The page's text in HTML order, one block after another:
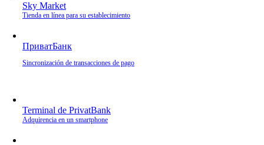
Sky Market
Tienda en línea para su establecimiento
ПриватБанк
Sincronización de transacciones de pago
Terminal de PrivatBank
Adquirencia en un smartphone